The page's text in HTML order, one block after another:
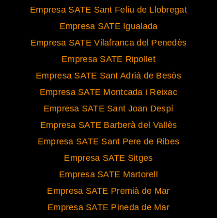
Empresa SATE Sant Feliu de Llobregat
Empresa SATE Igualada
Empresa SATE Vilafranca del Penedès
Empresa SATE Ripollet
Empresa SATE Sant Adrià de Besòs
Empresa SATE Montcada i Reixac
Empresa SATE Sant Joan Despí
Empresa SATE Barberà del Vallès
Empresa SATE Sant Pere de Ribes
Empresa SATE Sitges
Empresa SATE Martorell
Empresa SATE Premià de Mar
Empresa SATE Pineda de Mar